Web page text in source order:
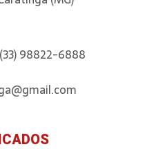
98822-6888